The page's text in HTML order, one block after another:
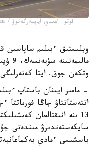
فوتو: اعىباي اياپبەرگەنوۆ / Kazinform
وبلىستىق ءبىلىم ساپاسىن
وتكەن جوق. ايتا
- مامىر ايىنان باستاپ
سايكەستەندىرۋ مىندەتى
باسشىسى ءمادي